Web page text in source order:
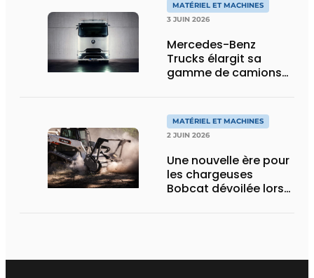
MATÉRIEL ET MACHINES
3 JUIN 2026
Mercedes-Benz
Trucks élargit sa
gamme de camions
eActros Lowliner
MATÉRIEL ET MACHINES
2 JUIN 2026
Une nouvelle ère pour
les chargeuses
Bobcat dévoilée lors